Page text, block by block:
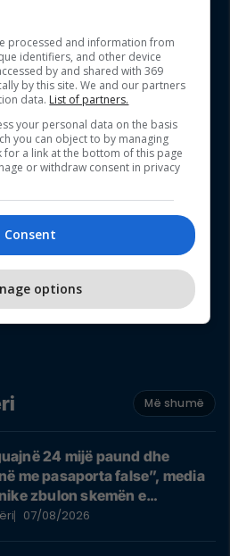
Më shumë
24 mijë paund dhe
me pasaporta false”, media
zbulon skemën e
shqiptarë
07/08/2026
processed and information from
identifiers, and other device
by and shared with 369
by this site. We and our partners
data. List of partners.
your personal data on the basis
you can object to by managing
a link at the bottom of this page
or withdraw consent in privacy
Consent
options